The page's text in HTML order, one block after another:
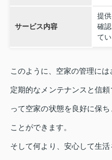
サービス内容
提
確
て
このように、空家の管理には
定期的なメンテナンスと信
って空家の状態を良好に保
ことができます。
そして何より、安心して生